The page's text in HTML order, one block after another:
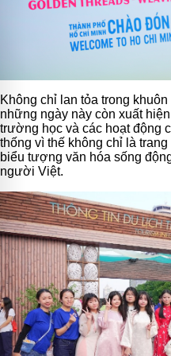
Không chỉ lan tỏa trong
những ngày này còn xuất
trường học và các hoạt động
thống vì thế không chỉ là
biểu tượng văn hóa sống
người Việt.